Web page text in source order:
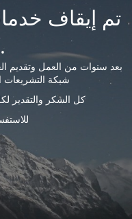
تم إيقاف
الليبية.
بعد سنوات من العمل وتقديم
شبكة التشريعات
كل الشكر والتقدير
للاستفسار: